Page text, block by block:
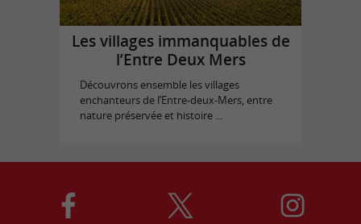
Les villages immanquables de
l’Entre Deux Mers
Découvrons ensemble les villages
enchanteurs de l’Entre-deux-Mers, entre
nature préservée et histoire ...